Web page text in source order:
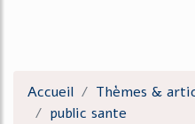
Accueil
Thèmes &
public sante